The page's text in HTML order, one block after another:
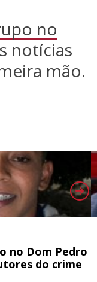
no
notícias
mão.
no Dom Pedro
do crime